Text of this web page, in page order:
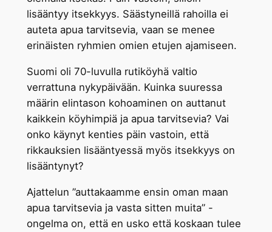
lisääntyy itsekkyys. Säästyneillä rahoilla ei
auteta apua tarvitsevia, vaan se menee
erinäisten ryhmien omien etujen ajamiseen.
Suomi oli 70-luvulla rutiköyhä valtio
verrattuna nykypäivään. Kuinka suuressa
määrin elintason kohoaminen on auttanut
kaikkein köyhimpiä ja apua tarvitsevia? Vai
onko käynyt kenties päin vastoin, että
rikkauksien lisääntyessä myös itsekkyys on
lisääntynyt?
Ajattelun ”auttakaamme ensin oman maan
apua tarvitsevia ja vasta sitten muita” -
ongelma on, että en usko että koskaan tulee